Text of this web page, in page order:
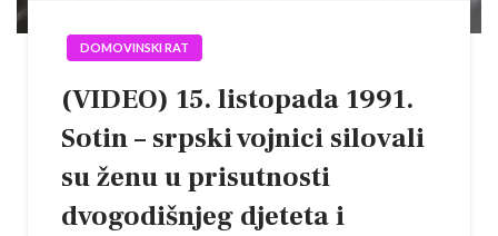
DOMOVINSKI RAT
(VIDEO) 15. listopada 1991.
Sotin – srpski vojnici silovali
su ženu u prisutnosti
dvogodišnjeg djeteta i